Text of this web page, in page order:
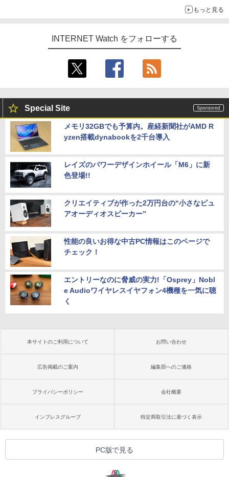
もっと見る
INTERNET Watch をフォローする
Special Site
メモリ32GBでも予算内。産経新聞社がAMD R
yzen搭載dynabookを2千台導入
レイズのパワーデザインホイール「M6」に新
色登場!!
クリエイティブが作った2万円台の“小さなピュ
アオーディオスピーカー”
性能の良いお得な中古PC情報はこのページで
チェック！
エントリーなのに脅威の実力!「Osprey」Nobl
e Audioワイヤレスイヤフォン4機種を一気に聴
く
本サイトのご利用について お問い合わせ
広告掲載のご案内 編集部へのご連絡
プライバシーポリシー 会社概要
インプレスグループ 特定商取引法に基づく表示
PC版で見る